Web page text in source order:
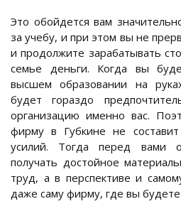
Это обойдется вам
за учебу, и при этом вы не
и продолжите зарабатывать
семье деньги. Когда вы
высшем образовании на
будет гораздо
организацию именно вас.
фирму в Губкине не
усилий. Тогда перед вами
получать достойное
труд, а в перспективе и
даже саму фирму, где вы будете